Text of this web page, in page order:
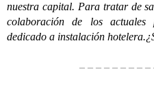
nuestra capital. Para tratar de
colaboración de los actuales
dedicado a instalación
– – – – – – – – –